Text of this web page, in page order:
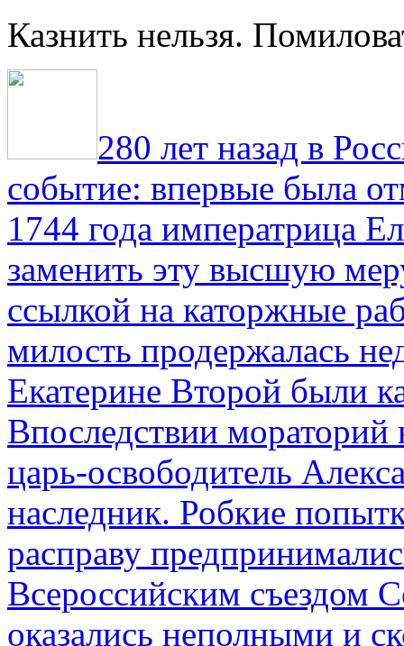
Казнить нельзя.
280 лет назад в
событие: впервые была
1744 года императрица
заменить эту высшую
ссылкой на каторжные
милость продержалась
Екатерине Второй были
Впоследствии мораторий
царь-освободитель
наследник. Робкие
расправу
Всероссийским съездом
оказались неполными и